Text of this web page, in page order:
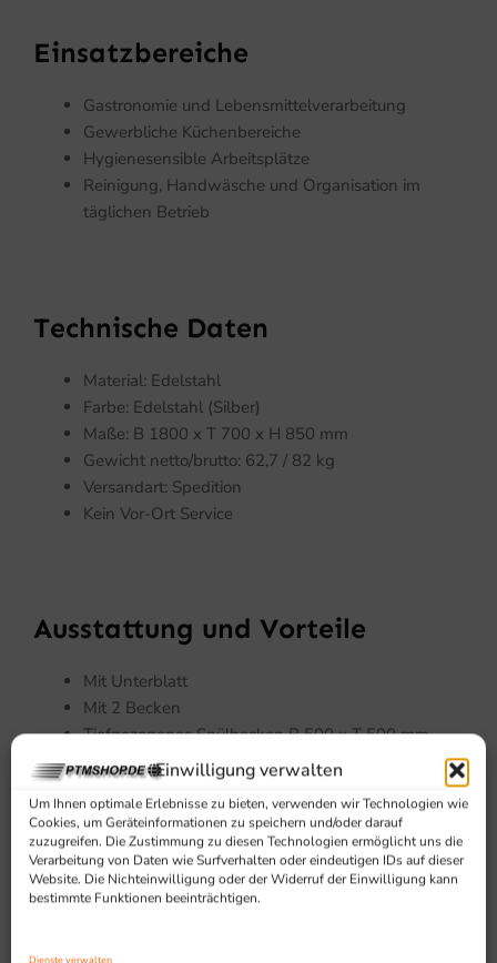
Einwilligung verwalten
Um Ihnen optimale Erlebnisse zu bieten, verwenden wir Technologien wie
Cookies, um Geräteinformationen zu speichern und/oder darauf
zuzugreifen. Die Zustimmung zu diesen Technologien ermöglicht uns die
Verarbeitung von Daten wie Surfverhalten oder eindeutigen IDs auf dieser
Website. Die Nichteinwilligung oder der Widerruf der Einwilligung kann
bestimmte Funktionen beeinträchtigen.
Dienste verwalten
Einsatzbereiche
Gastronomie und Lebensmittelverarbeitung
Gewerbliche Küchenbereiche
Hygienesensible Arbeitsplätze
Reinigung, Handwäsche und Organisation im
täglichen Betrieb
Technische Daten
Material: Edelstahl
Farbe: Edelstahl (Silber)
Maße: B 1800 x T 700 x H 850 mm
Gewicht netto/brutto: 62,7 / 82 kg
Versandart: Spedition
Kein Vor-Ort Service
Ausstattung und Vorteile
Mit Unterblatt
Mit 2 Becken
Tiefgezogenes Spülbecken B 500 x T 500 mm
zusätzliche Ablage mit Ablaufrinnen
KEIN Vor-Ort Service